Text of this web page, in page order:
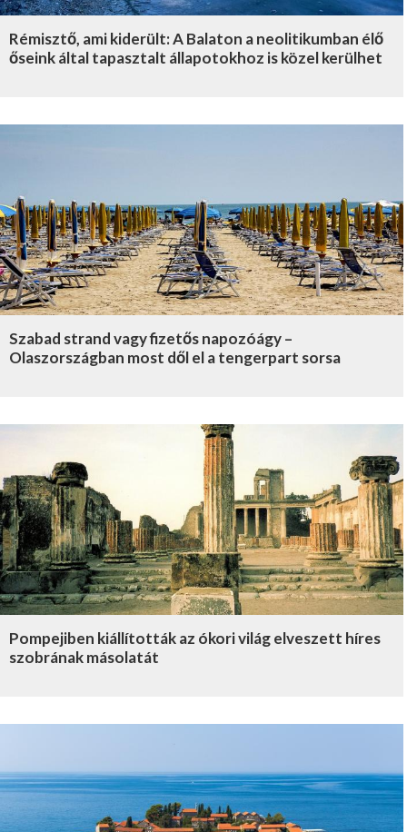
Rémisztő, ami kiderült: A Balaton a neolitikumban élő
őseink által tapasztalt állapotokhoz is közel kerülhet
Szabad strand vagy fizetős napozóágy –
Olaszországban most dől el a tengerpart sorsa
Pompejiben kiállították az ókori világ elveszett híres
szobrának másolatát